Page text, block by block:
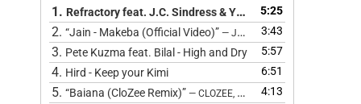
1. Refractory feat. J.C. Sindress & Youn Sun Nah - Road
5:25
2. “Jain - Makeba (Official Video)” — JAIN 3:43
3. Pete Kuzma feat. Bilal - High and Dry 5:57
4. Hird - Keep your Kimi 6:51
5. “Baiana (CloZee Remix)” — CLOZEE, BARBATUQUES, CLOZEE,
4:13